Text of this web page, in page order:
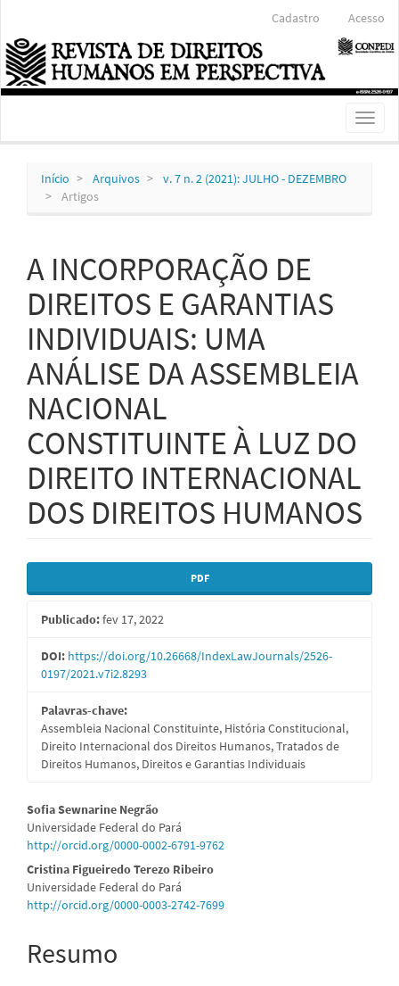
Conteúdo
principal
Barra
Lateral
Cadastro Acesso
Toggle
Início Arquivos
v. 7 n. 2 (2021): JULHO - DEZEMBRO
Artigos
A INCORPORAÇÃO DE
DIREITOS E GARANTIAS
INDIVIDUAIS: UMA
ANÁLISE DA ASSEMBLEIA
NACIONAL
CONSTITUINTE À LUZ DO
DIREITO INTERNACIONAL
DOS DIREITOS HUMANOS
Barra
lateral
de
artigos
PDF
Publicado:fev 17, 2022
DOI: https://doi.org/10.26668/IndexLawJournals/2526-
0197/2021.v7i2.8293
Palavras-chave:
Assembleia Nacional Constituinte, História Constitucional,
Direito Internacional dos Direitos Humanos, Tratados de
Direitos Humanos, Direitos e Garantias Individuais
Conteúdo
do
artigo
principal
Sofia Sewnarine Negrão
Universidade Federal do Pará
http://orcid.org/0000-0002-6791-9762
Cristina Figueiredo Terezo Ribeiro
Universidade Federal do Pará
http://orcid.org/0000-0003-2742-7699
Resumo